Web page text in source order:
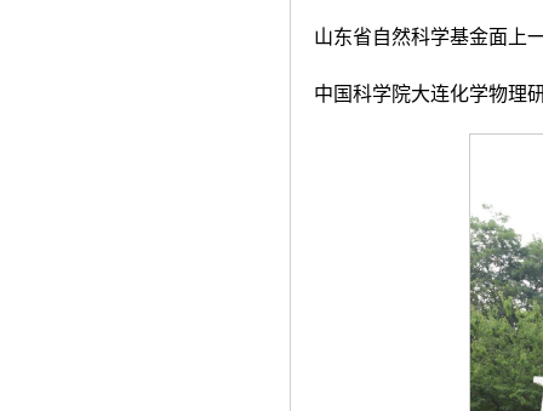
山东省自然科学基金面上
中国科学院大连化学物理